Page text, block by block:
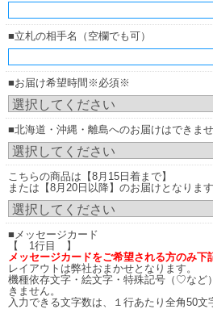
■立札の相手名（空欄でも可）
■お届け希望時間※必須※
■北海道・沖縄・離島へのお届けはできま
こちらの商品は【8月15日着まで】
または【8月20日以降】のお届けとなりま
■メッセージカード
【 1行目 】
メッセージカードをご希望される方のみ下
レイアウトは弊社おまかせとなります。
機種依存文字・絵文字・特殊記号（♡など
きません。
入力できる文字数は、１行あたり全角50文